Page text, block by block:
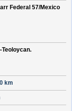
Federal 57/Mexico
Teoloycan.
km